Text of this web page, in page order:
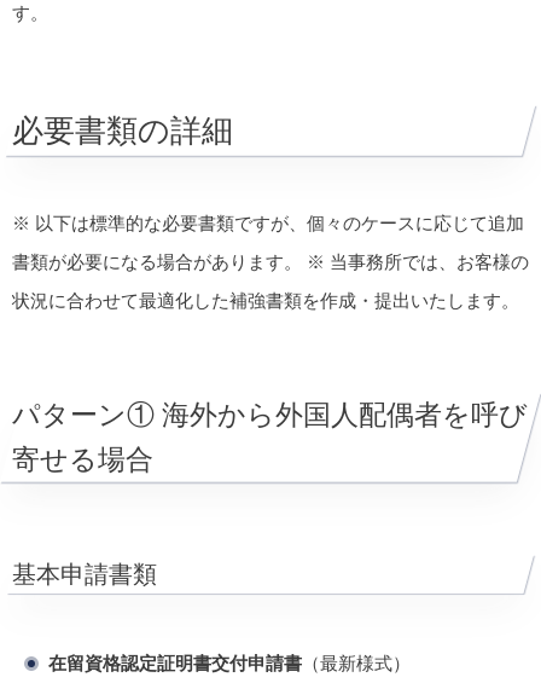
す。
必要書類の詳細
※ 以下は標準的な必要書類ですが、個々のケースに応じて追加
書類が必要になる場合があります。 ※ 当事務所では、お客様の
状況に合わせて最適化した補強書類を作成・提出いたします。
パターン① 海外から外国人配偶者を呼び
寄せる場合
基本申請書類
在留資格認定証明書交付申請書 （最新様式）